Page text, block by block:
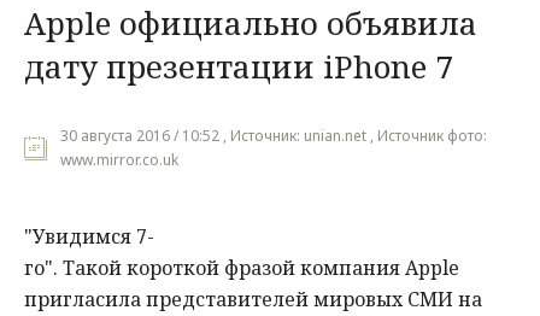
Apple официально объявила
дату презентации iPhone 7
30 августа 2016 / 10:52 , Источник: unian.net , Источник фото:
www.mirror.co.uk
"Увидимся 7-
го". Такой короткой фразой компания Apple
пригласила представителей мировых СМИ на